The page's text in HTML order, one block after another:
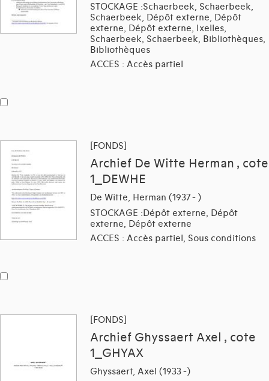
STOCKAGE :Schaerbeek, Schaerbeek,
Schaerbeek, Dépôt externe, Dépôt
externe, Dépôt externe, Ixelles,
Schaerbeek, Schaerbeek, Bibliothèques,
Bibliothèques
ACCES : Accès partiel
[FONDS]
Archief De Witte Herman , cote
1_DEWHE
De Witte, Herman (1937 - )
STOCKAGE :Dépôt externe, Dépôt
externe, Dépôt externe
ACCES : Accès partiel, Sous conditions
[FONDS]
Archief Ghyssaert Axel , cote
1_GHYAX
Ghyssaert, Axel (1933 -)